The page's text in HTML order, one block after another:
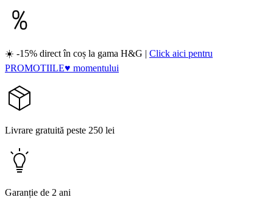
☀️ -15% direct în coș la gama H&G | Click aici pentru
PROMOTIILE♥ momentului
Livrare gratuită peste 250 lei
Garanție de 2 ani